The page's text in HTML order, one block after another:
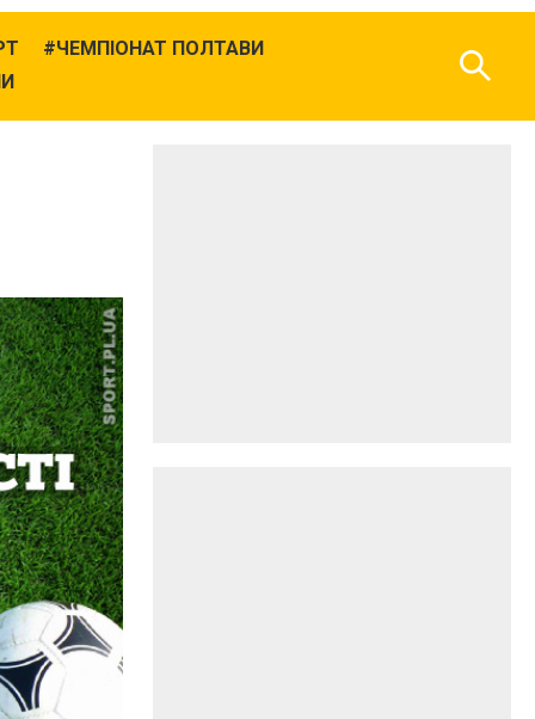
ЧЕМПІОНАТ ПОЛТАВИ